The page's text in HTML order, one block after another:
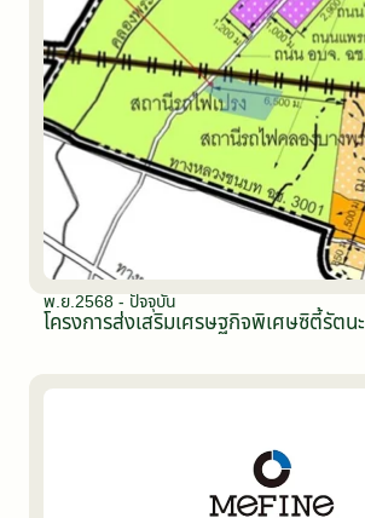
พ.ย.2568 - ปัจจุบัน
โครงการส่งเสริมเศรษฐกิจพิเศษซิตี้รัตนะ